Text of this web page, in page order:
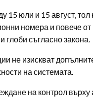
15 юли и 15 август,
номера и повече
глоби съгласно закона.
не изискват
на системата.
на контрол